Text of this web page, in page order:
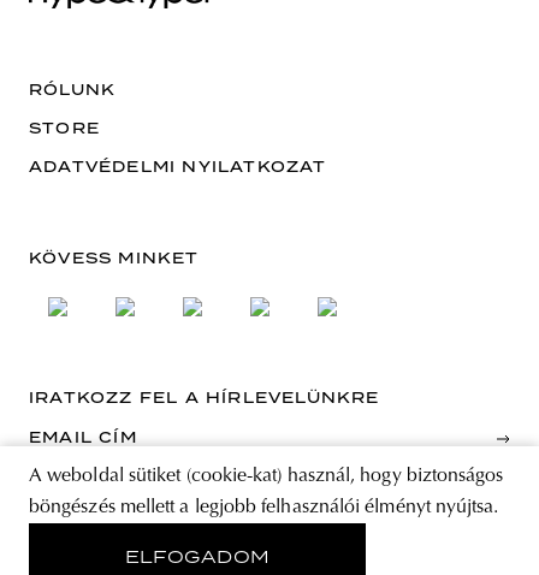
A weboldal sütiket (cookie-kat) használ, hogy biztonságos
böngészés mellett a legjobb felhasználói élményt nyújtsa.
ELFOGADOM
RÓLUNK
STORE
ADATVÉDELMI NYILATKOZAT
KÖVESS MINKET
IRATKOZZ FEL A HÍRLEVELÜNKRE
EMAIL CÍM
A feliratkozással elfogadja az Általános Szerződési Feltételeket és kijelenti,
hogy elolvasta az Adatvédelmi nyilatkozatot.